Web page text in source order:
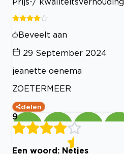
Beveelt aan
29 September 2024
jeanette oenema
ZOETERMEER
delen
9
Een woord: Netjes